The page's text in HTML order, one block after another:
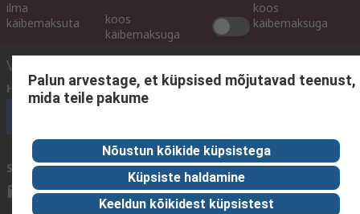
ilma
käibemaksuta
koos
käibemaksuga
koos
käibemaksuga
Võtke meiega ühendust
Helistage meile (E - R 9.00 - 16.00)
Saatke meile e-kiri vastame tavaliselt 24 tunni jooksul.
sales@rsdelivers.ee
Palun arvestage, et küpsised mõjutavad teenust,
mida teile pakume
Nõustun kõikide küpsistega
Küpsiste haldamine
Keeldun kõikidest küpsistest